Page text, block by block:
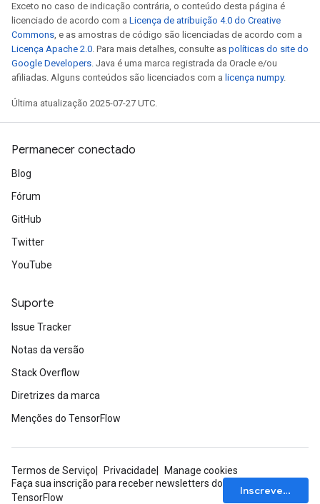
Exceto no caso de indicação contrária, o conteúdo desta página é
licenciado de acordo com a Licença de atribuição 4.0 do Creative
Commons, e as amostras de código são licenciadas de acordo com a
Licença Apache 2.0. Para mais detalhes, consulte as políticas do site do
Google Developers. Java é uma marca registrada da Oracle e/ou
afiliadas. Alguns conteúdos são licenciados com a licença numpy.
Última atualização 2025-07-27 UTC.
Permanecer conectado
Blog
Fórum
GitHub
Twitter
YouTube
Suporte
Issue Tracker
Notas da versão
Stack Overflow
Diretrizes da marca
Menções do TensorFlow
Termos de Serviço Privacidade
Manage cookies
Faça sua inscrição para receber newsletters do
TensorFlow
Inscrever-se